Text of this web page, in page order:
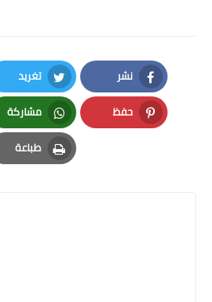
نشر
Facebook
تغريد
Twitter
حفظ
Pinterest
مشاركة
Whatsapp
طباعة
Print